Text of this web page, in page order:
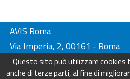
Questo sito può utilizzare cookies
anche di terze parti, al fine di
AVIS Roma
Via Imperia, 2, 00161 - Roma
Tel. 06-44230134/ 4404249
Fax. 06-44230136